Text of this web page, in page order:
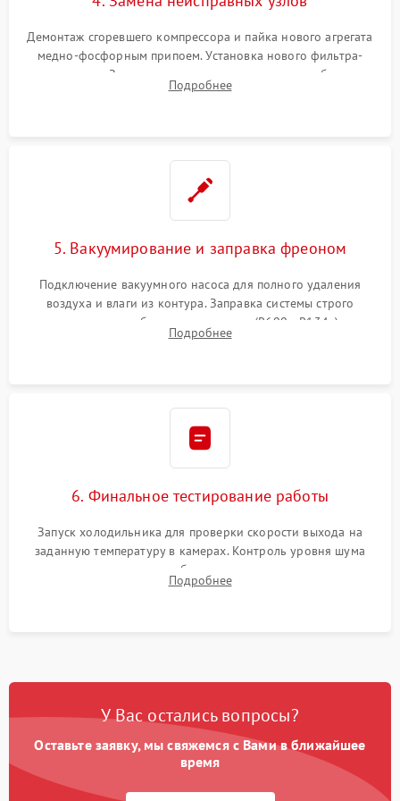
Демонтаж сгоревшего компрессора и пайка нового агрегата
медно-фосфорным припоем. Установка нового фильтра-
осушителя. Замена изношенных вентиляторов обдува,
сломанных заслонок или поврежденных дверных петель.
Подробнее
5. Вакуумирование и заправка фреоном
Подключение вакуумного насоса для полного удаления
воздуха и влаги из контура. Заправка системы строго
дозированным объемом хладагента (R600a, R134a) по
электронным весам. Контроль рабочего давления в системе.
Подробнее
6. Финальное тестирование работы
Запуск холодильника для проверки скорости выхода на
заданную температуру в камерах. Контроль уровня шума
компрессора, отсутствия обмерзания стенок и корректного
срабатывания системы автоматической оттайки.
Подробнее
У Вас остались вопросы?
Оставьте заявку, мы свяжемся с Вами в ближайшее
время